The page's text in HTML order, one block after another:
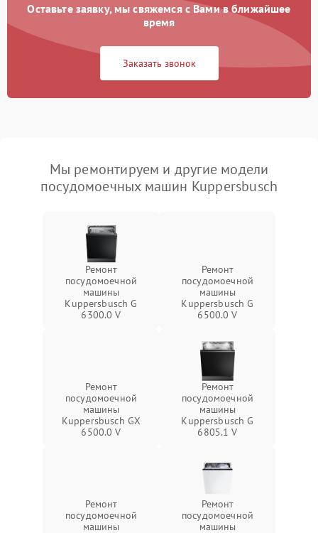
Оставьте заявку, мы свяжемся с Вами в ближайшее
время
Заказать звонок
Мы ремонтируем и другие модели
посудомоечных машин Kuppersbusch
Ремонт
посудомоечной
машины
Kuppersbusch G
6300.0 V
Ремонт
посудомоечной
машины
Kuppersbusch G
6500.0 V
Ремонт
посудомоечной
машины
Kuppersbusch GX
6500.0 V
Ремонт
посудомоечной
машины
Kuppersbusch G
6805.1 V
Ремонт
посудомоечной
машины
Ремонт
посудомоечной
машины